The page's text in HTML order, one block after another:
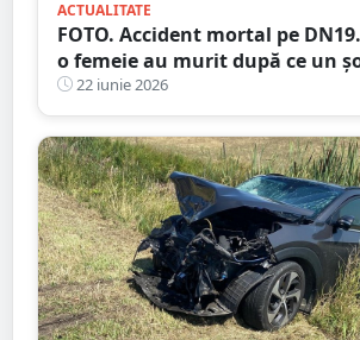
ACTUALITATE
FOTO. Accident mortal pe
o femeie au murit după ce un
ani ar fi intrat pe contrasens
22 iunie 2026